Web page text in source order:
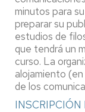
minutos para
preparar su
estudios de
que tendrá un
curso. La
alojamiento
de los
INSCRIPCIÓN